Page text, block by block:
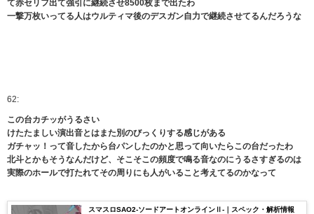
て赤セリフ出て強引に継続させ8500枚まで出たわ
一撃万枚いってる人はウルティマ後のデスガン自力で継続させてるんだろうな
62:
この台カチッがうるさい
けたたましい演出音とはまた別のびっくりする感じがある
ガチャッ！って音したから台パンしたのかと思って向いたらこの台だったわ
北斗とかもそうなんだけど、そこそこの頻度で鳴る音なのにうるさすぎるのは
実際のホールで打たれてその周りにも人がいること考えてるのかなって
スマスロSAO2-ソードアートオンラインⅡ-｜スペック・解析情報